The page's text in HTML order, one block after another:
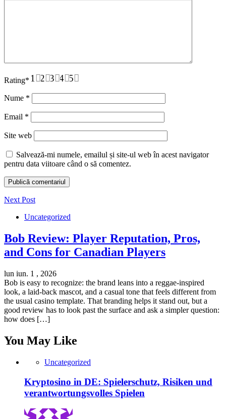
Rating* 5
4
3
2
1
Nume *
Email *
Site web
Salvează-mi numele, emailul și site-ul web în acest navigator
pentru data viitoare când o să comentez.
Next Post
Uncategorized
Bob Review: Player Reputation, Pros,
and Cons for Canadian Players
lun iun. 1 , 2026
Bob is easy to recognize: the brand leans into a reggae-inspired
look, a laid-back mascot, and a casual tone that feels different from
the usual casino template. That branding helps it stand out, but a
good review has to look past the surface and ask a simpler question:
how does […]
You May Like
Uncategorized
Kryptosino in DE: Spielerschutz, Risiken und
verantwortungsvolles Spielen